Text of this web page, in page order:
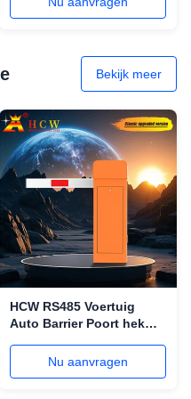
370*260*1135.5MM
Bekijk meer
HCW RS485 Voertuig
Auto Barrier Poort hek
Nu aanvragen